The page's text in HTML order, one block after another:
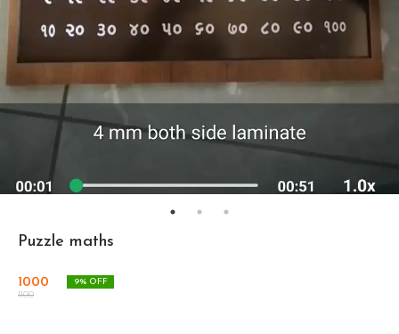
Puzzle maths
1000
1100
9% OFF